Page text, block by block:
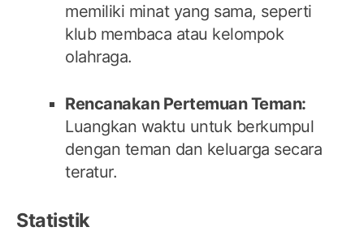
memiliki minat yang sama, seperti
klub membaca atau kelompok
olahraga.
Rencanakan Pertemuan Teman:
Luangkan waktu untuk berkumpul
dengan teman dan keluarga secara
teratur.
Statistik